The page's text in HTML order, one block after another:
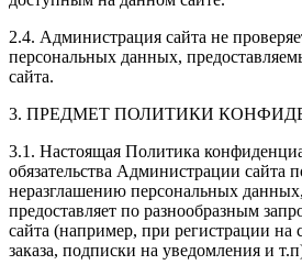
2.4. Администрация сайта не
персональных данных,
сайта.
3. ПРЕДМЕТ ПОЛИТИКИ
3.1. Настоящая Политика
обязательства Администрации
неразглашению персональных
предоставляет по разнообразным
сайта (например, при регистрации на
заказа, подписки на уведомления и